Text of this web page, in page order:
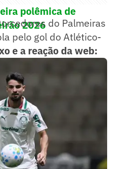
polêmica de
2026do Palmeiras
pelo gol do Atlético-
e a reação da web: